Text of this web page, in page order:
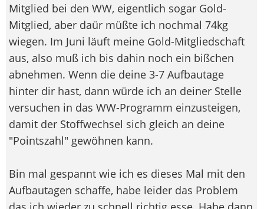
Mitglied bei den WW, eigentlich sogar Gold-
Mitglied, aber daür müßte ich nochmal 74kg
wiegen. Im Juni läuft meine Gold-Mitgliedschaft
aus, also muß ich bis dahin noch ein bißchen
abnehmen. Wenn die deine 3-7 Aufbautage
hinter dir hast, dann würde ich an deiner Stelle
versuchen in das WW-Programm einzusteigen,
damit der Stoffwechsel sich gleich an deine
"Pointszahl" gewöhnen kann.
Bin mal gespannt wie ich es dieses Mal mit den
Aufbautagen schaffe, habe leider das Problem